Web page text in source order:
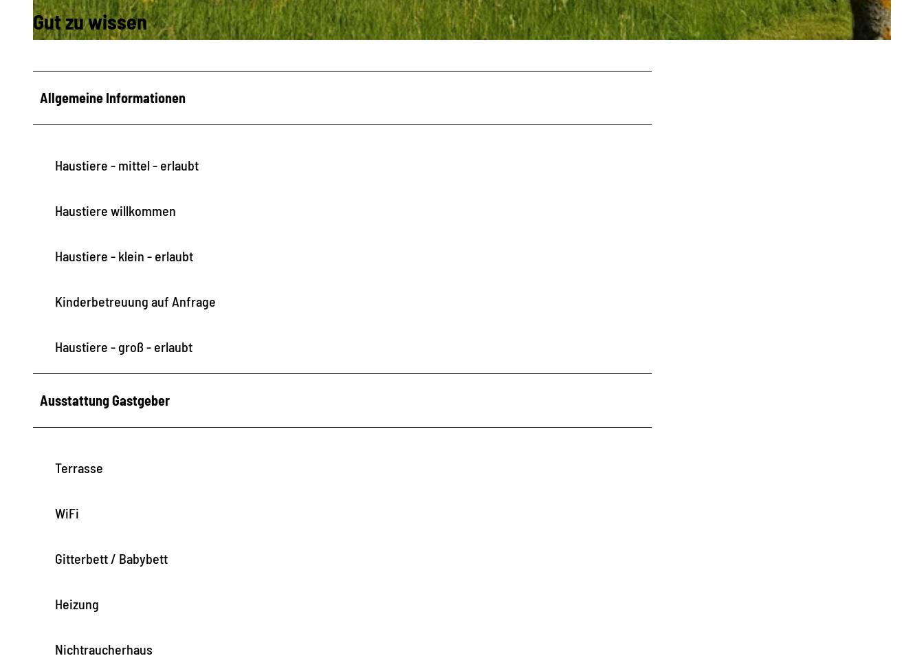
e
u
n
Gut zu wissen
Allgemeine Informationen
Haustiere - mittel - erlaubt
Haustiere willkommen
Haustiere - klein - erlaubt
Kinderbetreuung auf Anfrage
Haustiere - groß - erlaubt
Ausstattung Gastgeber
Terrasse
WiFi
Gitterbett / Babybett
Heizung
Nichtraucherhaus